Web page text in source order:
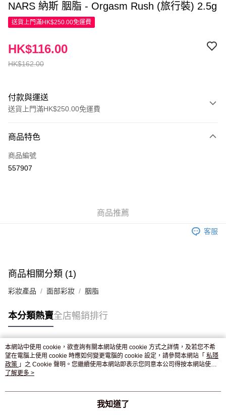
NARS 納斯 胭脂 - Orgasm Rush (旅行裝) 2.5g
送貨上門滿HK$250.00免運費
HK$162.00
HK$116.00
付款與運送
送貨上門滿HK$250.00免運費
信用卡
Apple Pay
付款後門市自取，訂單確認後2-4個工作天到店，7天內取。逾期後
商品特色
商品編號
557907
商品推薦
客服
商品相關分類 (1)
彩妝產品 面部彩妝 胭脂
本分類熱賣全店暢銷排行
熱門標籤
熱銷排行
本網站中使用 cookie，欲查詢有關本網站使用 cookie 方式之詳情，及若您不希
望在電腦上使用 cookie 時應如何變更電腦的 cookie 設定，請參閱本網站「 私隱
政策 」之 Cookie 聲明。您繼續使用本網站即表示您同意本公司得按本網站使用
條款之 Cookie 聲明使用 cookie。
了解更多 >
我知道了